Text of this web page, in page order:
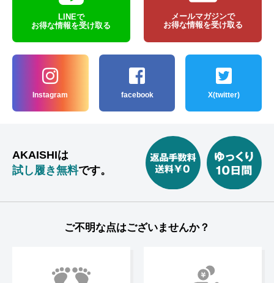
LINEで
お得な情報を受け取る
メールマガジンで
お得な情報を受け取る
Instagram facebook X(twitter)
AKAISHIは
試し履き無料です。
ご不明な点はございませんか？